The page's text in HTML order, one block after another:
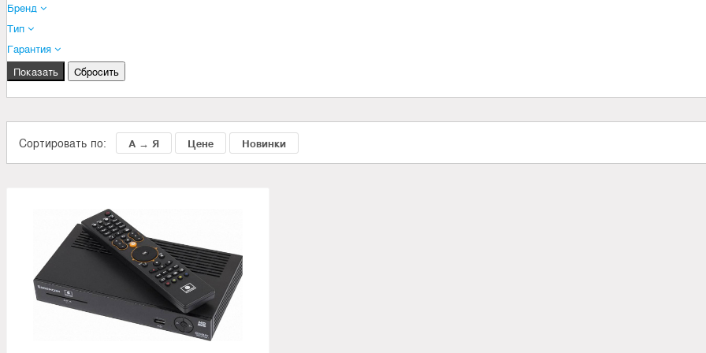
Бренд
Тип
Гарантия
Сортировать по: А → Я Цене Новинки